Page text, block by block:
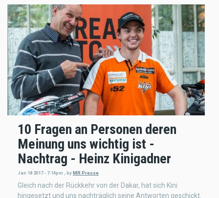
10 Fragen an Personen deren
Meinung uns wichtig ist -
Nachtrag - Heinz Kinigadner
Jan 18 2017 - 7:14pm byMR Presse
Gleich nach der Rückkehr von der Dakar, hat sich Kini
hingesetzt und uns nachträglich seine Antworten geschickt.